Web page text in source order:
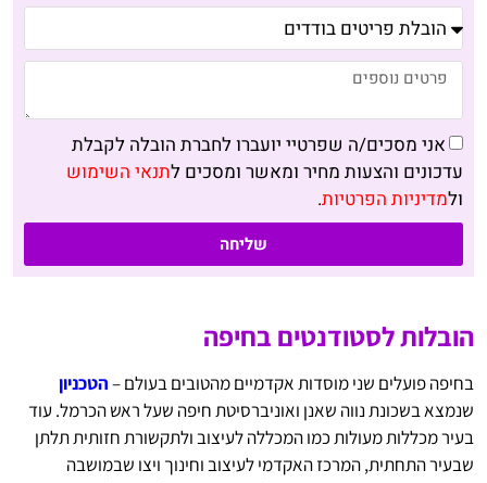
אני מסכים/ה שפרטיי יועברו לחברת הובלה לקבלת
עדכונים והצעות מחיר ומאשר ומסכים לתנאי השימוש
ולמדיניות הפרטיות.
שליחה
הובלות לסטודנטים בחיפה
בחיפה פועלים שני מוסדות אקדמיים מהטובים בעולם –הטכניון
שנמצא בשכונת נווה שאנן ואוניברסיטת חיפה שעל ראש הכרמל. עוד
בעיר מכללות מעולות כמו המכללה לעיצוב ולתקשורת חזותית תלתן
שבעיר התחתית, המרכז האקדמי לעיצוב וחינוך ויצו שבמושבה